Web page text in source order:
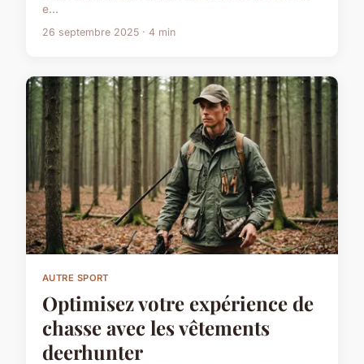
e...
26 septembre 2025 · 4 min
AUTRE SPORT
Optimisez votre expérience de
chasse avec les vêtements
deerhunter